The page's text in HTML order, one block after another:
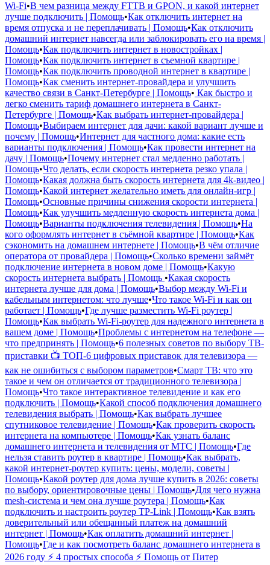
Wi-Fi•В чем разница между FTTB и GPON, и какой интернет
лучше подключить | Помощь•Как отключить интернет на
время отпуска и не переплачивать | Помощь•Как отключить
домашний интернет навсегда или заблокировать его на время |
Помощь•Как подключить интернет в новостройках |
Помощь•Как подключить интернет в съемной квартире |
Помощь•Как подключить проводной интернет в квартире |
Помощь•Как сменить интернет-провайдера и улучшить
качество связи в Санкт-Петербурге | Помощь• Как быстро и
легко сменить тариф домашнего интернета в Санкт-
Петербурге | Помощь•Как выбрать интернет-провайдера |
Помощь•Выбираем интернет для дачи: какой вариант лучше и
почему | Помощь•Интернет для частного дома: какие есть
варианты подключения | Помощь•Как провести интернет на
дачу | Помощь•Почему интернет стал медленно работать |
Помощь•Что делать, если скорость интернета резко упала |
Помощь•Какая должна быть скорость интернета для 4k-видео |
Помощь•Какой интернет желательно иметь для онлайн-игр |
Помощь•Основные причины снижения скорости интернета |
Помощь•Как улучшить медленную скорость интернета дома |
Помощь•Варианты подключения телевидения | Помощь•На
кого оформлять интернет в съёмной квартире | Помощь•Как
сэкономить на домашнем интернете | Помощь•В чём отличие
оператора от провайдера | Помощь•Сколько времени займёт
подключение интернета в новом доме | Помощь•Какую
скорость интернета выбрать | Помощь •Какая скорость
интернета лучше для дома | Помощь•Выбор между Wi-Fi и
кабельным интернетом: что лучше•Что такое Wi-Fi и как он
работает | Помощь•Где лучше разместить Wi-Fi роутер |
Помощь•Как выбрать Wi-Fi-роутер для надежного интернета в
вашем доме | Помощь•Проблемы с интернетом на телефоне —
что предпринять | Помощь•6 полезных советов по выбору ТВ-
приставки 📺 ТОП-6 цифровых приставок для телевизора —
как не ошибиться с выбором параметров•Смарт ТВ: что это
такое и чем он отличается от традиционного телевизора |
Помощь•Что такое интерактивное телевидение и как его
подключить | Помощь•Какой способ подключения домашнего
телевидения выбрать | Помощь•Как выбрать лучшее
спутниковое телевидение | Помощь•Как проверить скорость
интернета на компьютере | Помощь•Как узнать баланс
домашнего интернета и телевидения от МТС | Помощь•Где
нельзя ставить роутер в квартире | Помощь•Как выбрать,
какой интернет-роутер купить: цены, модели, советы |
Помощь•Какой роутер для дома лучше купить в 2026: советы
по выбору, ориентировочные цены | Помощь•Для чего нужна
mesh-система и чем она лучше роутера | Помощь•Как
подключить и настроить роутер TP-Link | Помощь•Как взять
доверительный или обещанный платеж на домашний
интернет | Помощь•Как оплатить домашний интернет |
Помощь•Где и как посмотреть баланс домашнего интернета в
2026 году ⚡ 4 простых способа ⚡ Помощь от Питер